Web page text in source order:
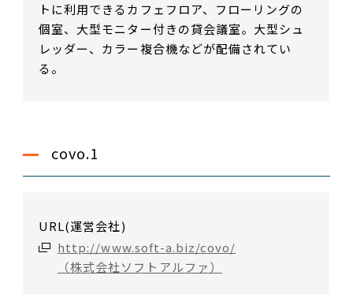
トに利用できるカフェフロア、フローリングの
個室、大型モニター付きの貸会議室。大型シュ
レッダー、カラー複合機などが配備されてい
る。
covo.1
URL(運営会社)
http://www.soft-a.biz/covo/
（株式会社ソフトアルファ）